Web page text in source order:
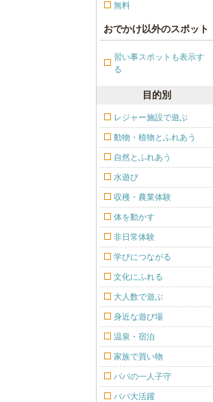
無料
おでかけ以外のスポット
習い事スポットも表示す
る
目的別
レジャー施設で遊ぶ
動物・植物とふれあう
自然とふれあう
水遊び
収穫・農業体験
体を動かす
非日常体験
学びにつながる
文化にふれる
大人数で遊ぶ
身近な遊び場
温泉・宿泊
家族で買い物
パパの一人子守
パパ大活躍